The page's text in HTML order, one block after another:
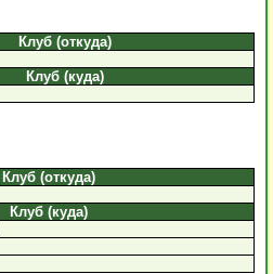
Клуб (откуда)
Клуб (куда)
Клуб (откуда)
Клуб (куда)